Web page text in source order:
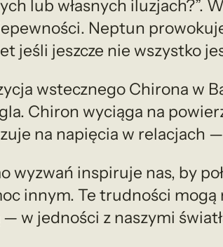
lub własnych iluzjach?”.
Neptun
jeśli jeszcze nie wszystko
wstecznego Chirona w
Chiron wyciąga na
na napięcia w relacjach
wyzwań inspiruje nas, by
innym. Te trudności mogą
— w jedności z naszymi